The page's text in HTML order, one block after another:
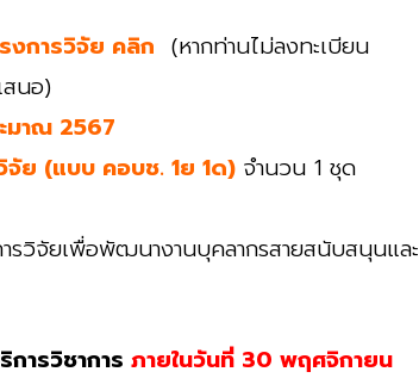
งการวิจัย คลิก (หากท่านไม่ลงทะเบียน
นอ)
มาณ 2567
จัย (แบบ คอบช. 1ย 1ด) จำนวน 1 ชุด
รวิจัยเพื่อพัฒนางานบุคลากรสายสนับสนุนและ
ารวิชาการ ภายในวันที่ 30 พฤศจิกายน